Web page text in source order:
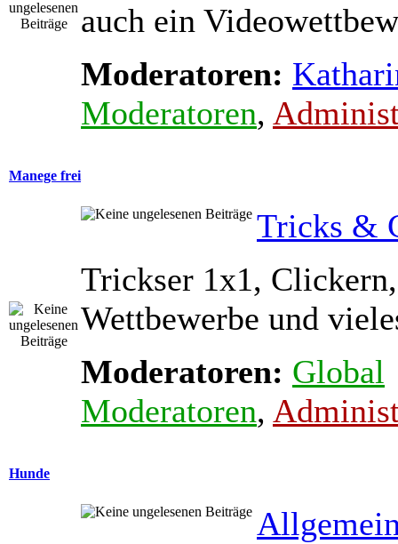
auch ein
Moderatoren:
Moderatoren,
Manege frei
Tricks &
Trickser 1x1, Clickern,
Wettbewerbe und
Moderatoren: Global
Moderatoren,
Hunde